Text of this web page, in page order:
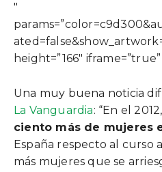
″
height=”166″ iframe=”true”
Una muy buena noticia
La Vanguardia: “En el
ciento más de mujeres
España respecto al curso
más mujeres que se